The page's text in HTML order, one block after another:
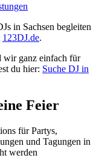
in Sachsen begleiten
123DJ.de.
wir ganz einfach für
du hier: Suche DJ in
Feier
für Partys,
und Tagungen in
werden